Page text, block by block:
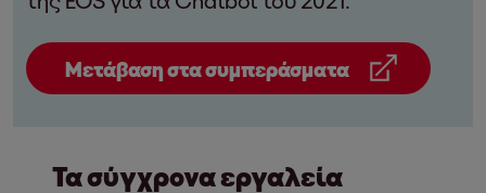
Μετάβαση στα συμπεράσματα
Τα σύγχρονα εργαλεία